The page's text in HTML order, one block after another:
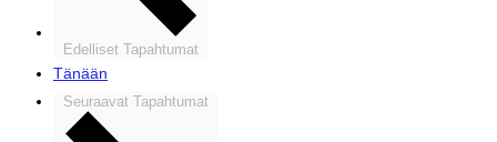
Edelliset Tapahtumat
Tänään
Seuraavat Tapahtumat